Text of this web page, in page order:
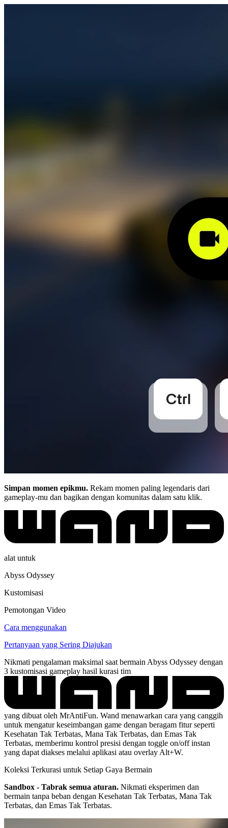
Simpan momen epikmu. Rekam momen paling legendaris dari
gameplay-mu dan bagikan dengan komunitas dalam satu klik.
alat untuk
Abyss Odyssey
Kustomisasi
Pemotongan Video
Cara menggunakan
Pertanyaan yang Sering Diajukan
Nikmati pengalaman maksimal saat bermain Abyss Odyssey dengan
3 kustomisasi gameplay hasil kurasi tim
yang dibuat oleh MrAntiFun. Wand menawarkan cara yang canggih
untuk mengatur keseimbangan game dengan beragam fitur seperti
Kesehatan Tak Terbatas, Mana Tak Terbatas, dan Emas Tak
Terbatas, memberimu kontrol presisi dengan toggle on/off instan
yang dapat diakses melalui aplikasi atau overlay Alt+W.
Koleksi Terkurasi untuk Setiap Gaya Bermain
Sandbox - Tabrak semua aturan. Nikmati eksperimen dan
bermain tanpa beban dengan Kesehatan Tak Terbatas, Mana Tak
Terbatas, dan Emas Tak Terbatas.